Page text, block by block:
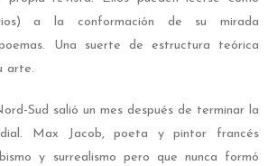
a la conformación de su mirada
Una suerte de estructura teórica
arte.
Sud salió un mes después de terminar la
Max Jacob, poeta y pintor francés
y surrealismo pero que nunca formó